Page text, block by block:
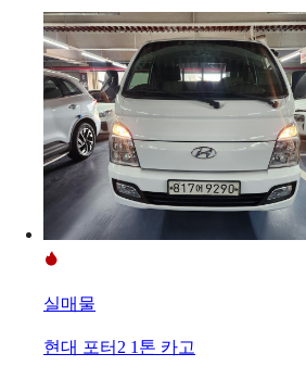
실매물
현대 포터2 1톤 카고